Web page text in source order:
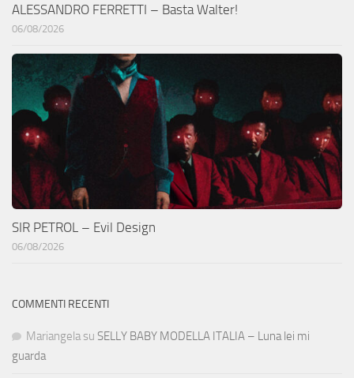
ALESSANDRO FERRETTI – Basta Walter!
06/08/2026
SIR PETROL – Evil Design
06/08/2026
COMMENTI RECENTI
Mariangela su SELLY BABY MODELLA ITALIA – Luna lei mi
guarda